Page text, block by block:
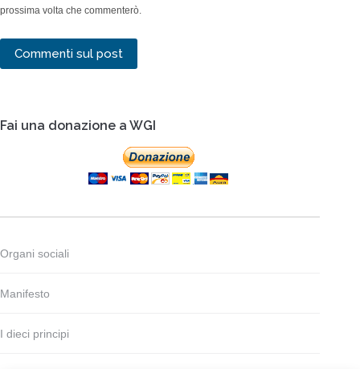
prossima volta che commenterò.
Commenti sul post
Fai una donazione a WGI
Organi sociali
Manifesto
I dieci principi